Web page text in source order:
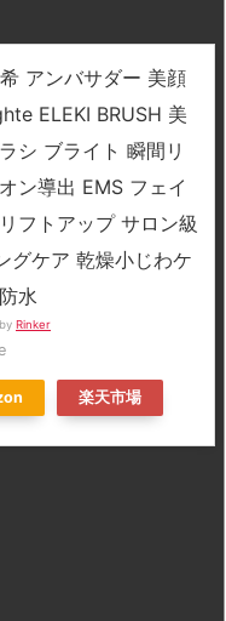
アンバサダー 美顔
ELEKI BRUSH 美
シ ブライト 瞬間リ
ン導出 EMS フェイ
フトアップ サロン級
グケア 乾燥小じわケ
水
Rinker
楽天市場